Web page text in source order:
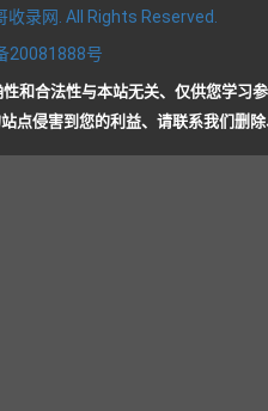
收录网. All Rights Reserved.
20081888号
和合法性与本站无关、仅供您学习
点侵害到您的利益、请联系我们删